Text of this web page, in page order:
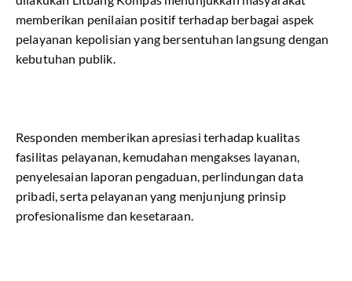
memberikan penilaian positif terhadap berbagai aspek
pelayanan kepolisian yang bersentuhan langsung dengan
kebutuhan publik.
Responden memberikan apresiasi terhadap kualitas
fasilitas pelayanan, kemudahan mengakses layanan,
penyelesaian laporan pengaduan, perlindungan data
pribadi, serta pelayanan yang menjunjung prinsip
profesionalisme dan kesetaraan.